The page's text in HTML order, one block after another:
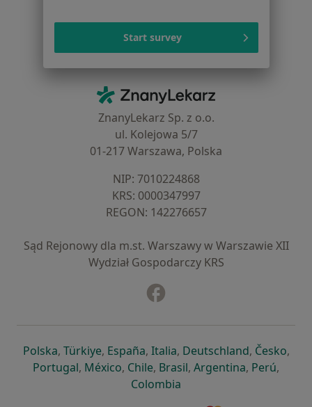
Noa Notes nowość
Baza wiedzy
Centrum Pomocy dla Specjalisty
Kontakt ZnanyLekarz - Strona główna
ZnanyLekarz Sp. z o.o.
ul. Kolejowa 5/7
01-217 Warszawa, Polska
NIP: ⁠7010224868
KRS: ⁠0000347997
REGON: ⁠142276657
Sąd Rejonowy dla m.st. Warszawy w Warszawie XII
Wydział Gospodarczy KRS
Polskaotwiera się w nowej karcie
, Türkiyeotwiera się w nowej karcie
, Españaotwiera się w nowej karcie
, Italiaotwiera się w nowej
, Deutschlandotwiera się
, Česko,
Portugalotwiera się w nowej karcie
, Méxicootwiera się w nowej karcie
, Chileotwiera się w nowej karcie
, Brasilotwiera się w nowej
, Argentinaotwiera się
, Perú,
Colombia
Start survey